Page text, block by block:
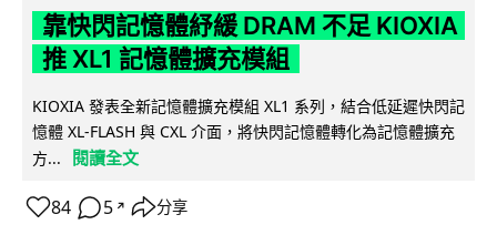
靠快閃記憶體紓緩 DRAM 不足 KIOXIA
推 XL1 記憶體擴充模組
KIOXIA 發表全新記憶體擴充模組 XL1 系列，結合低延遲快閃記
憶體 XL-FLASH 與 CXL 介面，將快閃記憶體轉化為記憶體擴充
方...
閱讀全文
84 5 ↗ 分享